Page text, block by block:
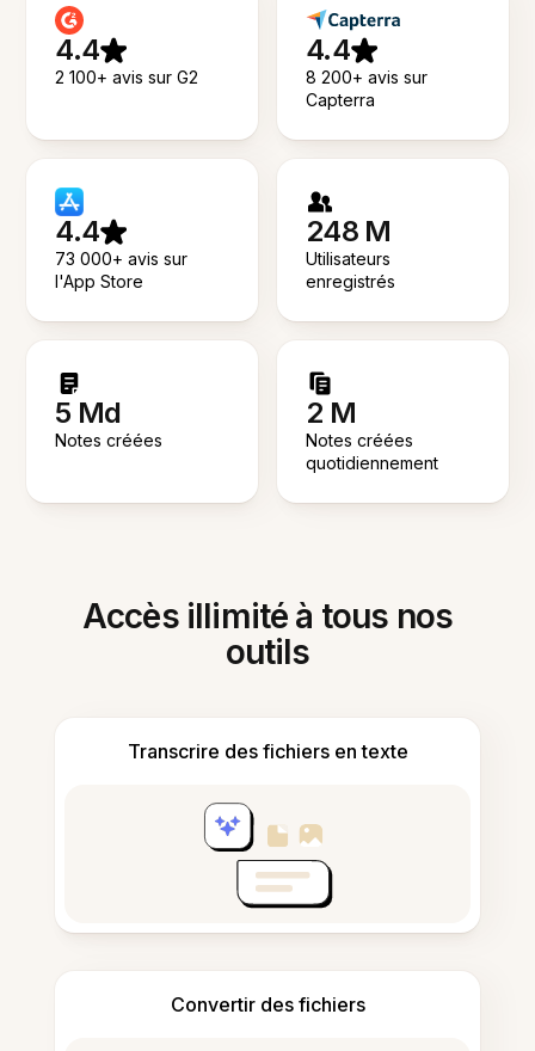
4.4
2 100+ avis sur G2
4.4
8 200+ avis sur
Capterra
4.4
73 000+ avis sur
l'App Store
248 M
Utilisateurs
enregistrés
5 Md
Notes créées
2 M
Notes créées
quotidiennement
Accès illimité à tous nos
outils
Transcrire des fichiers en texte
Convertir des fichiers